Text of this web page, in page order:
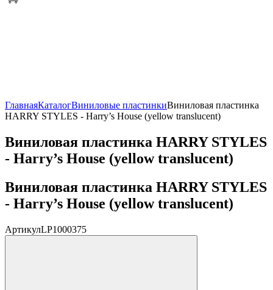
ГлавнаяКаталогВиниловые пластинкиВиниловая пластинка
HARRY STYLES - Harry’s House (yellow translucent)
Виниловая пластинка HARRY STYLES
- Harry’s House (yellow translucent)
Виниловая пластинка HARRY STYLES
- Harry’s House (yellow translucent)
АртикулLP1000375